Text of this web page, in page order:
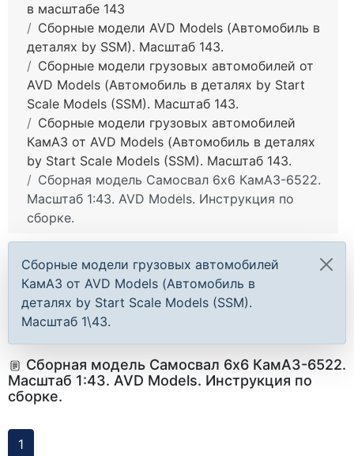
в масштабе 143
Сборные модели AVD Models (Автомобиль в
деталях by SSM). Масштаб 143.
Сборные модели грузовых автомобилей от
AVD Models (Автомобиль в деталях by Start
Scale Models (SSM). Масштаб 143.
Сборные модели грузовых автомобилей
КамАЗ от AVD Models (Автомобиль в деталях
by Start Scale Models (SSM). Масштаб 143.
Сборная модель Самосвал 6х6 КамАЗ-6522.
Масштаб 1:43. AVD Models. Инструкция по
сборке.
Сборные модели грузовых автомобилей
КамАЗ от AVD Models (Автомобиль в
деталях by Start Scale Models (SSM).
Масштаб 1\43.
Сборная модель Самосвал 6х6 КамАЗ-6522.
Масштаб 1:43. AVD Models. Инструкция по
сборке.
1